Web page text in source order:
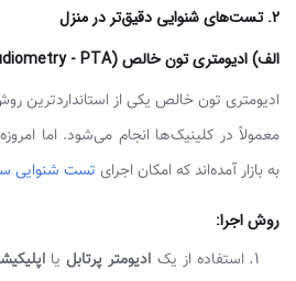
2. تست‌های شنوایی دقیق‌تر در منزل
​الف) ادیومتری تون خالص (Pure Tone Audiometry - PTA) در منزل
ادیومتری تون خالص یکی از استانداردترین
معمولاً در کلینیک‌ها انجام می‌شود. اما
به بازار آمده‌اند که امکان اجرای تست شنوایی
روش اجرا:
استفاده از یک ادیومتر پرتابلیا